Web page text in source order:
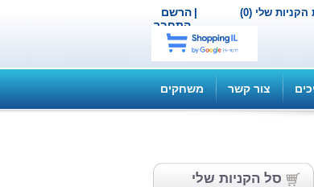
הרשם |
התחבר
שלי (0)
צור קשר משחקים
סל הקניות שלי